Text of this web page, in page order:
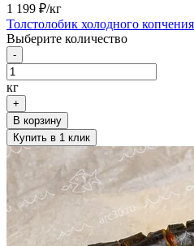
1 199 ₽/кг
Толстолобик холодного копчения
Выберите количество
-
кг
+
В корзину
Купить в 1 клик